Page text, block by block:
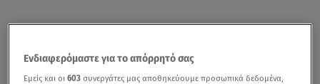
Ενδιαφερόμαστε για το απόρρητό σας
Εμείς και οι603 συνεργάτες μας αποθηκεύουμε προσωπικά δεδομένα,